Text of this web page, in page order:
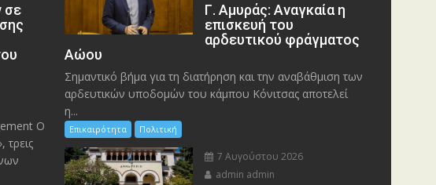
σε
O
Γ. Αμυράς: Αναγκαία η
επισκευή του
αρδευτικού φράγματος
Αώου
Σημαντικό βήμα για τη διατήρηση και την αναβάθμιση των
αρδευτικών υποδομών του κάμπου Κόνιτσας αποτελεί
η...
Επικαιρότητα Πολιτική
7 Αυγούστου 2026
admin admin